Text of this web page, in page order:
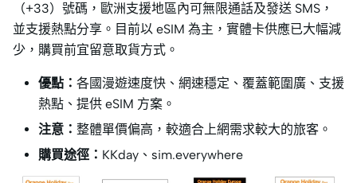
（+33）號碼，歐洲支援地區內可無限通話及發送 SMS，
並支援熱點分享。目前以 eSIM 為主，實體卡供應已大幅減
少，購買前宜留意取貨方式。
優點： 各國漫遊速度快、網速穩定、覆蓋範圍廣、支援
熱點、提供 eSIM 方案。
注意： 整體單價偏高，較適合上網需求較大的旅客。
購買途徑： KKday、sim.everywhere